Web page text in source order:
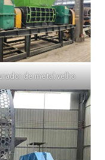
de metal velho